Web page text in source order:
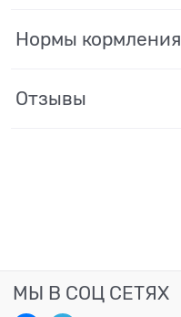
Нормы кормления
Отзывы
МЫ В СОЦ СЕТЯХ